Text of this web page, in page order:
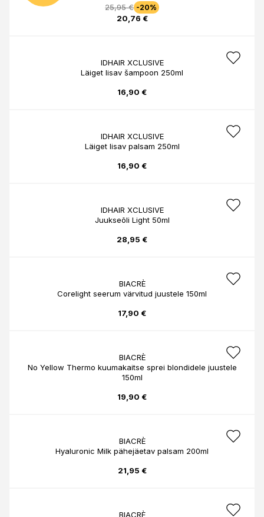
25,95 € -20%
20,76 €
IDHAIR XCLUSIVE
Läiget lisav šampoon 250ml
16,90 €
IDHAIR XCLUSIVE
Läiget lisav palsam 250ml
16,90 €
IDHAIR XCLUSIVE
Juukseõli Light 50ml
28,95 €
BIACRÈ
Corelight seerum värvitud juustele 150ml
17,90 €
BIACRÈ
No Yellow Thermo kuumakaitse sprei blondidele juustele
150ml
19,90 €
BIACRÈ
Hyaluronic Milk pähejäetav palsam 200ml
21,95 €
BIACRÈ